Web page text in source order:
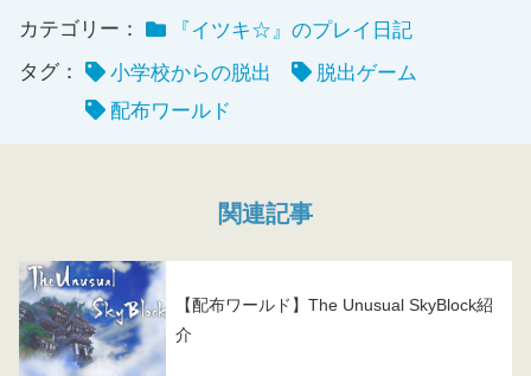
カテゴリー：
『イツキ☆』のプレイ日記
タグ：
小学校からの脱出
脱出ゲーム
配布ワールド
関連記事
【配布ワールド】The Unusual SkyBlock紹
介